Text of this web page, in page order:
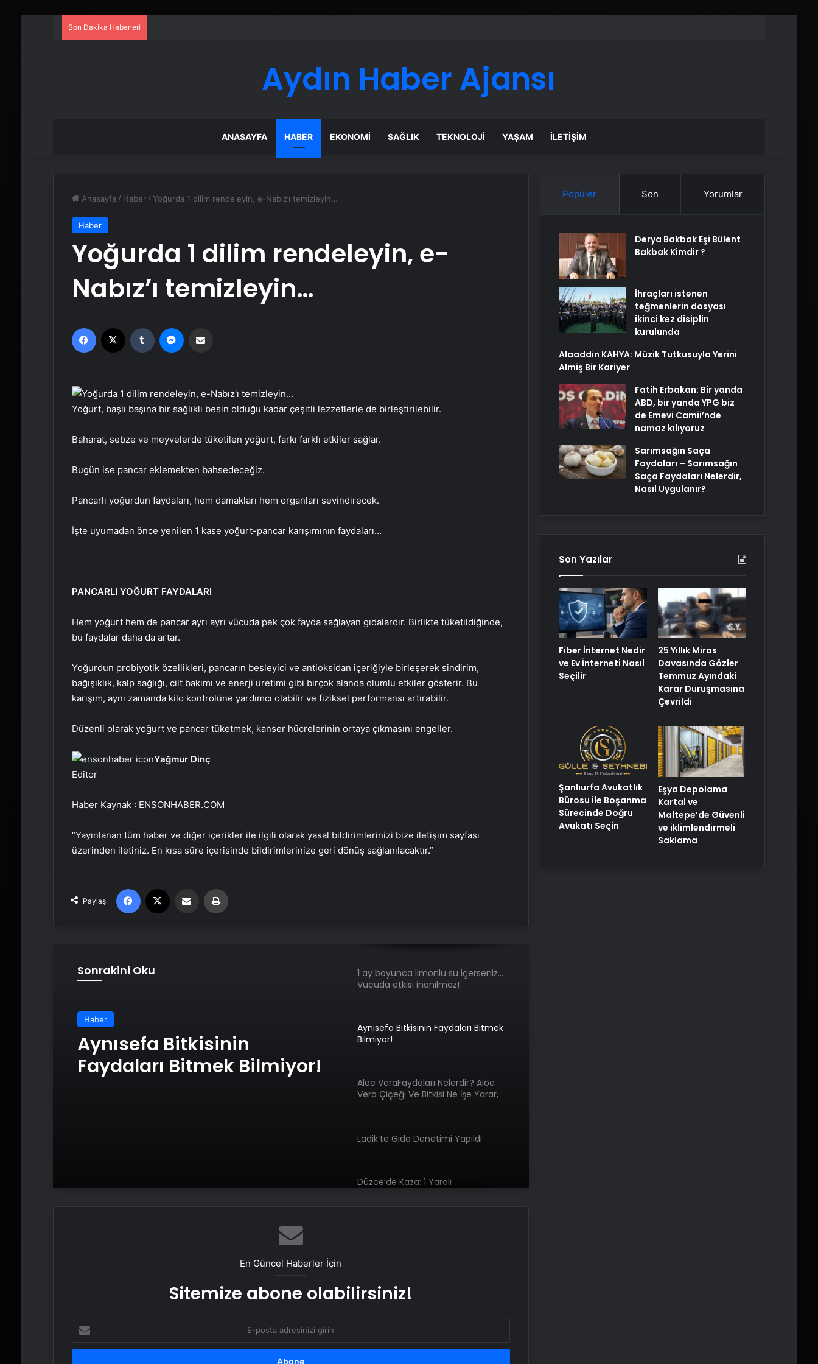
Son Dakika Haberleri
Aydın Haber Ajansı
ANASAYFA HABER EKONOMI SAĞLIK TEKNOLOJI YAŞAM İLETIŞIM
Anasayfa / Haber / Yoğurda 1 dilim rendeleyin, e-Nabız’ı temizleyin…
Haber
Yoğurda 1 dilim rendeleyin, e-
Nabız’ı temizleyin…
Facebook Tumblr
Yoğurt, başlı başına bir sağlıklı besin olduğu kadar çeşitli lezzetlerle de birleştirilebilir.
Baharat, sebze ve meyvelerde tüketilen yoğurt, farkı farklı etkiler sağlar.
Bugün ise pancar eklemekten bahsedeceğiz.
Pancarlı yoğurdun faydaları, hem damakları hem organları sevindirecek.
İşte uyumadan önce yenilen 1 kase yoğurt-pancar karışımının faydaları…
PANCARLI YOĞURT FAYDALARI
Hem yoğurt hem de pancar ayrı ayrı vücuda pek çok fayda sağlayan gıdalardır. Birlikte tüketildiğinde,
bu faydalar daha da artar.
Yoğurdun probiyotik özellikleri, pancarın besleyici ve antioksidan içeriğiyle birleşerek sindirim,
bağışıklık, kalp sağlığı, cilt bakımı ve enerji üretimi gibi birçok alanda olumlu etkiler gösterir. Bu
karışım, aynı zamanda kilo kontrolüne yardımcı olabilir ve fiziksel performansı artırabilir.
Düzenli olarak yoğurt ve pancar tüketmek, kanser hücrelerinin ortaya çıkmasını engeller.
Yağmur Dinç
Editor
Haber Kaynak : ENSONHABER.COM
“Yayınlanan tüm haber ve diğer içerikler ile ilgili olarak yasal bildirimlerinizi bize iletişim sayfası
üzerinden iletiniz. En kısa süre içerisinde bildirimlerinize geri dönüş sağlanılacaktır.”
Paylaş
Facebook Email'den paylaş
Sonrakini Oku
Haber
Aynısefa Bitkisinin
Faydaları Bitmek Bilmiyor!
Motosiklet yağmurda iş makinesine
1 ay boyunca limonlu su içerseniz…
Vücuda etkisi inanılmaz!
Aynısefa Bitkisinin Faydaları Bitmek
Bilmiyor!
Aloe VeraFaydaları Nelerdir? Aloe
Vera Çiçeği Ve Bitkisi Ne İşe Yarar,
Ladik’te Gıda Denetimi Yapıldı
Düzce’de Kaza: 1 Yaralı
merdivenlerde reklam panosu genç
kadının üzerine düştü
uyarı sinyali olabilir
En Güncel Haberler İçin
Sitemize abone olabilirsiniz!
posta
adresinizi
Popüler Son Yorumlar
Derya Bakbak Eşi Bülent
Bakbak Kimdir ?
İhraçları istenen
teğmenlerin dosyası
ikinci kez disiplin
kurulunda
Alaaddin KAHYA: Müzik Tutkusuyla Yerini
Almiş Bir Kariyer
Fatih Erbakan: Bir yanda
ABD, bir yanda YPG biz
de Emevi Camii’nde
namaz kılıyoruz
Sarımsağın Saça
Faydaları – Sarımsağın
Saça Faydaları Nelerdir,
Nasıl Uygulanır?
Son Yazılar
Fiber İnternet Nedir
ve Ev İnterneti Nasıl
Seçilir
25 Yıllık Miras
Davasında Gözler
Temmuz Ayındaki
Karar Duruşmasına
Çevrildi
Şanlıurfa Avukatlık
Bürosu ile Boşanma
Sürecinde Doğru
Avukatı Seçin
Eşya Depolama
Kartal ve
Maltepe’de Güvenli
ve iklimlendirmeli
Saklama